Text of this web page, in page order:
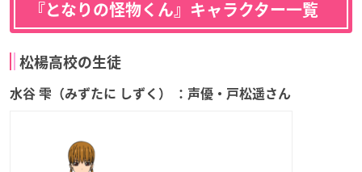
『となりの怪物くん』キャラクター一覧
松楊高校の生徒
水谷 雫（みずたに しずく） ：声優・戸松遥さん